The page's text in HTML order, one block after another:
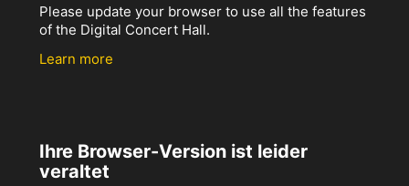
Please update your browser to use all the features
of the Digital Concert Hall.
Learn more
Ihre Browser-Version ist leider
veraltet